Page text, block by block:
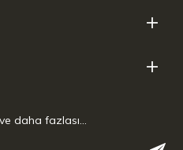
daha fazlası…